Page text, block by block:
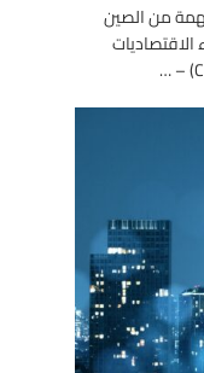
من الصين
الاقتصاديات